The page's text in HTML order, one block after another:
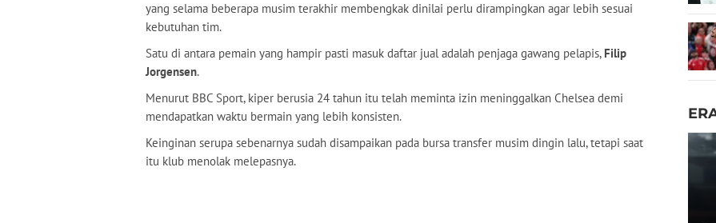
yang selama beberapa musim terakhir membengkak dinilai perlu dirampingkan agar lebih sesuai
kebutuhan tim.
Satu di antara pemain yang hampir pasti masuk daftar jual adalah penjaga gawang pelapis, Filip
Jorgensen.
Menurut BBC Sport, kiper berusia 24 tahun itu telah meminta izin meninggalkan Chelsea demi
mendapatkan waktu bermain yang lebih konsisten.
Keinginan serupa sebenarnya sudah disampaikan pada bursa transfer musim dingin lalu, tetapi saat
itu klub menolak melepasnya.